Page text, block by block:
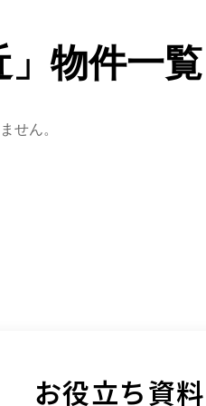
」物件一覧
せん。
お役立ち資料